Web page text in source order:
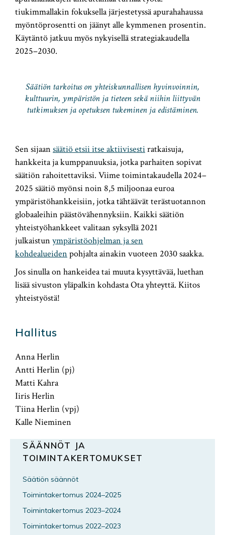
tiukimmallakin fokuksella järjestetyssä apurahahaussa
myöntöprosentti on jäänyt alle kymmenen prosentin.
Käytäntö jatkuu myös nykyisellä strategiakaudella
2025–2030.
Säätiön tarkoitus on yhteiskunnallisen hyvinvoinnin,
kulttuurin, ympäristön ja tieteen sekä niihin liittyvän
tutkimuksen ja opetuksen tukeminen ja edistäminen.
Sen sijaan säätiö etsii itse aktiivisestiratkaisuja,
hankkeita ja kumppanuuksia, jotka parhaiten sopivat
säätiön rahoitettaviksi. Viime toimintakaudella 2024–
2025 säätiö myönsi noin 8,5 miljoonaa euroa
ympäristöhankkeisiin, jotka tähtäävät terästuotannon
globaaleihin päästövähennyksiin. Kaikki säätiön
yhteistyöhankkeet valitaan syksyllä 2021
julkaistun ympäristöohjelman ja sen
kohdealueiden pohjalta ainakin vuoteen 2030 saakka.
Jos sinulla on hankeidea tai muuta kysyttävää, luethan
lisää sivuston yläpalkin kohdasta Ota yhteyttä. Kiitos
yhteistyöstä!
Hallitus
Anna Herlin
Antti Herlin (pj)
Matti Kahra
Iiris Herlin
Tiina Herlin (vpj)
Kalle Nieminen
SÄÄNNÖT JA
TOIMINTAKERTOMUKSET
Säätiön säännöt
Toimintakertomus 2024–2025
Toimintakertomus 2023–2024
Toimintakertomus 2022–2023